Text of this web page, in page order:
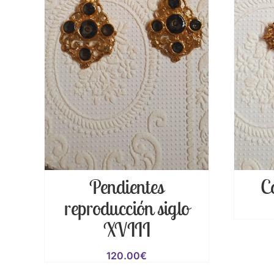
Pendientes
reproducción siglo
XVIII
120.00€